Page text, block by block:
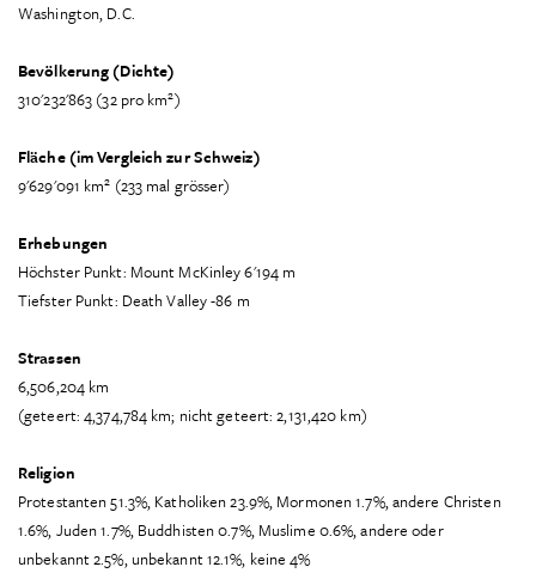
Washington, D.C.
Bevölkerung (Dichte)
310'232'863 (32 pro km2)
Fläche (im Vergleich zur Schweiz)
9'629'091 km2 (233 mal grösser)
Erhebungen
Höchster Punkt: Mount McKinley 6'194 m
Tiefster Punkt: Death Valley -86 m
Strassen
6,506,204 km
(geteert: 4,374,784 km; nicht geteert: 2,131,420 km)
Religion
Protestanten 51.3%, Katholiken 23.9%, Mormonen 1.7%, andere Christen
1.6%, Juden 1.7%, Buddhisten 0.7%, Muslime 0.6%, andere oder
unbekannt 2.5%, unbekannt 12.1%, keine 4%